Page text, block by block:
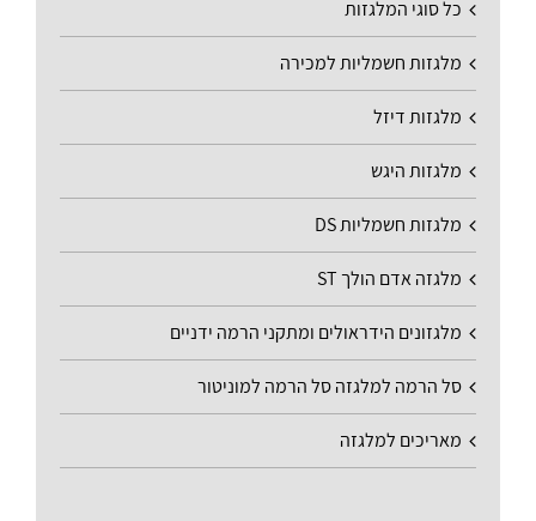
כל סוגי המלגזות
מלגזות חשמליות למכירה
מלגזות דיזל
מלגזות היגש
מלגזות חשמליות DS
מלגזה אדם הולך ST
מלגזונים הידראולים ומתקני הרמה ידניים
סל הרמה למלגזה סל הרמה למוניטור
מאריכים למלגזה